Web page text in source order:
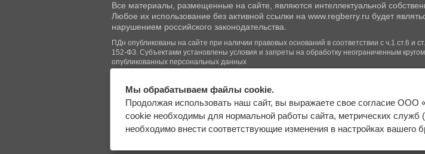
Все материалы, размещенные на сайте, являются интеллектуальной
Любое их использование без активной ссылки на www.regberry.ru будет
нарушением российского законодательства.
ПДн опубликованы на сайте при наличии правовых оснований в соответствии с ч.1 ст.6 и
152-ФЗ. Субъектами установлены условия и запреты на обработку неограниченным
опубликованных персональных данных
© Regberry.ru, 2013–2026
Все права защищены
Входим в группу
компаний «1С»
Карта сайта
Мы обрабатываем файлы cookie.
Продолжая использовать наш сайт, вы выражаете свое согласие
cookie необходимы для нормальной работы сайта, метрических служб
необходимо внести соответствующие изменения в настройках вашего